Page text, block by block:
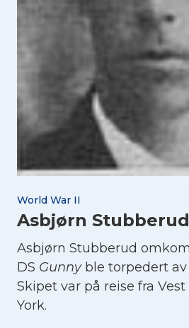
World War II
Asbjørn Stubberud
Asbjørn Stubberud
DS Gunnyble torpedert av
Skipet var på reise fra
York.